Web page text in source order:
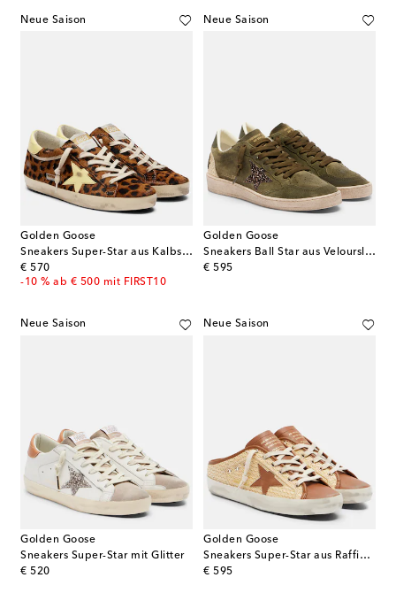
Neue Saison
Golden Goose
Sneakers Super-Star aus Kalbshaar
€ 570
original price
-10 % ab € 500 mit FIRST10
Neue Saison
Golden Goose
Sneakers Ball Star aus Veloursleder
€ 595
original price
Neue Saison
Golden Goose
Sneakers Super-Star mit Glitter
€ 520
original price
Neue Saison
Golden Goose
Sneakers Super-Star aus Raffiabast und Leder
€ 595
original price